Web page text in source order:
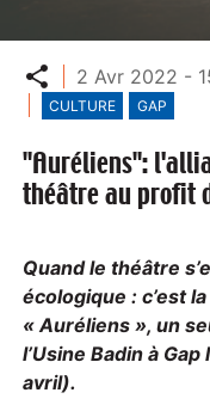
Partager
2 Avr 2022 -
CULTURE GAP
"Auréliens":
théâtre au profit
Quand le théâtre
écologique : c’est
« Auréliens », un
l’Usine Badin à
avril).